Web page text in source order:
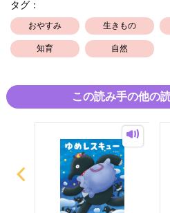
す。田んぼに入って除草作業をして
まじゃくし。山々からは賑やかな鳥
しい風が吹き抜けます。
このような生活をしている中で、
は私の夢の中で生まれました。そし
のを覚えています。夜中の2時頃で
物の言葉を思い出しながらお話を書
ら明るくなっていました。
『みんなの おかあさん ありがと
ちからメッセージをもらって出来た
さんだけでなく、大人の方にも読ん
あさんを大切に思う心を育んで頂け
もっと美しく、輝けるものになる
球環境を考える良いきっかけを作っ
タグ：
おやすみ 生きもの
知育 自然
この読み手の他の